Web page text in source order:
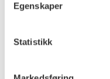
Egenskaper
Statistikk